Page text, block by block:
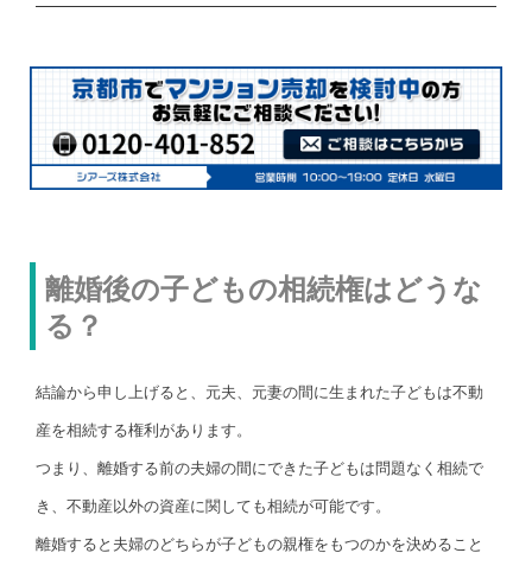
離婚後の子どもの相続権はどうな
る？
結論から申し上げると、元夫、元妻の間に生まれた子どもは不動
産を相続する権利があります。
つまり、離婚する前の夫婦の間にできた子どもは問題なく相続で
き、不動産以外の資産に関しても相続が可能です。
離婚すると夫婦のどちらが子どもの親権をもつのかを決めること